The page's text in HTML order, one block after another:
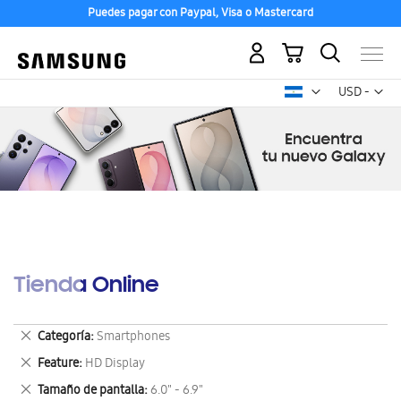
Puedes pagar con Paypal, Visa o Mastercard
USD -
dólar
Mi carrito
Tienda Online
Categoría Smartphones
Eliminar
este
artículo
Feature HD Display
Eliminar
este
Tamaño de pantalla 6.0" - 6.9"
Eliminar